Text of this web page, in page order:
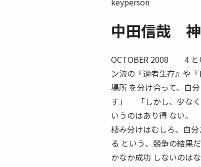
中田信哉
OCTOBER 2008 4 と
ン流の『適者生存』や
場所 を分け合って、自
す」 「しかし、少なく
いうのはあり得 ない。
棲み分けはむしろ、自
る という、競争の結果
かなか成功 しないのはな